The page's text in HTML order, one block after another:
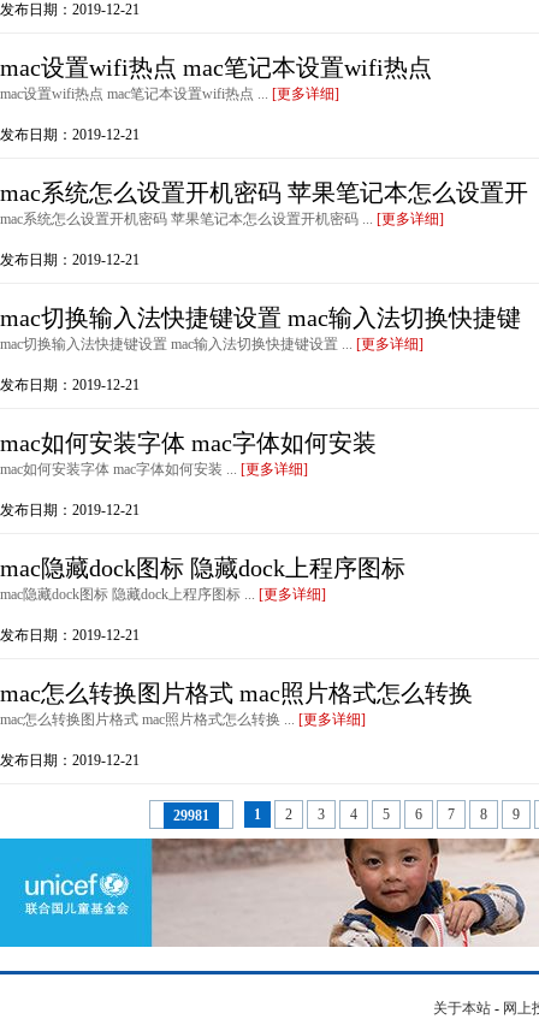
发布日期：2019-12-21
mac设置wifi热点 mac笔记本设置wifi热点
mac设置wifi热点 mac笔记本设置wifi热点 ... [更多详细]
发布日期：2019-12-21
mac系统怎么设置开机密码 苹果笔记本怎么设置开
mac系统怎么设置开机密码 苹果笔记本怎么设置开机密码 ... [更多详细]
发布日期：2019-12-21
mac切换输入法快捷键设置 mac输入法切换快捷键
mac切换输入法快捷键设置 mac输入法切换快捷键设置 ... [更多详细]
发布日期：2019-12-21
mac如何安装字体 mac字体如何安装
mac如何安装字体 mac字体如何安装 ... [更多详细]
发布日期：2019-12-21
mac隐藏dock图标 隐藏dock上程序图标
mac隐藏dock图标 隐藏dock上程序图标 ... [更多详细]
发布日期：2019-12-21
mac怎么转换图片格式 mac照片格式怎么转换
mac怎么转换图片格式 mac照片格式怎么转换 ... [更多详细]
发布日期：2019-12-21
29981 1 2 3 4 5 6 7 8 9
关于本站 - 网上